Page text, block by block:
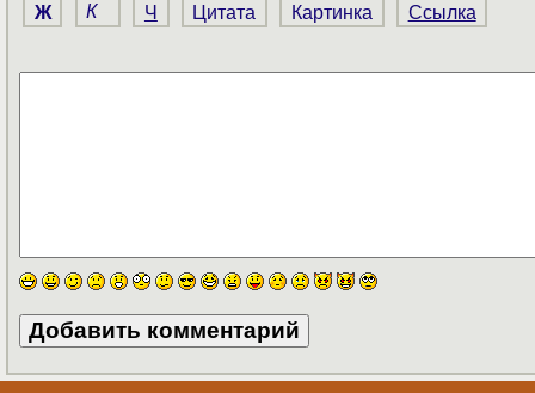
Ж К Ч Цитата Картинка Ссылка